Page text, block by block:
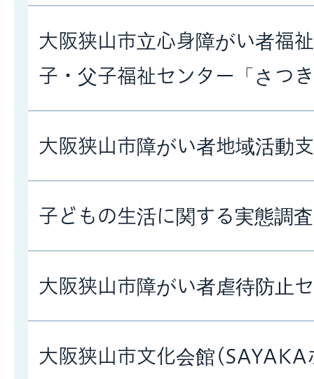
大阪狭山市立心身障がい者福
子・父子福祉センター「さつ
大阪狭山市障がい者地域活動
子どもの生活に関する実態調
大阪狭山市障がい者虐待防止
大阪狭山市文化会館(SAYAKA